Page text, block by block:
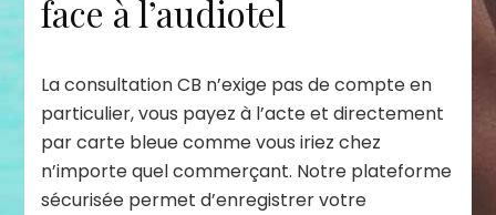
face à l’audiotel
La consultation CB n’exige pas de compte en
particulier, vous payez à l’acte et directement
par carte bleue comme vous iriez chez
n’importe quel commerçant. Notre plateforme
sécurisée permet d’enregistrer votre